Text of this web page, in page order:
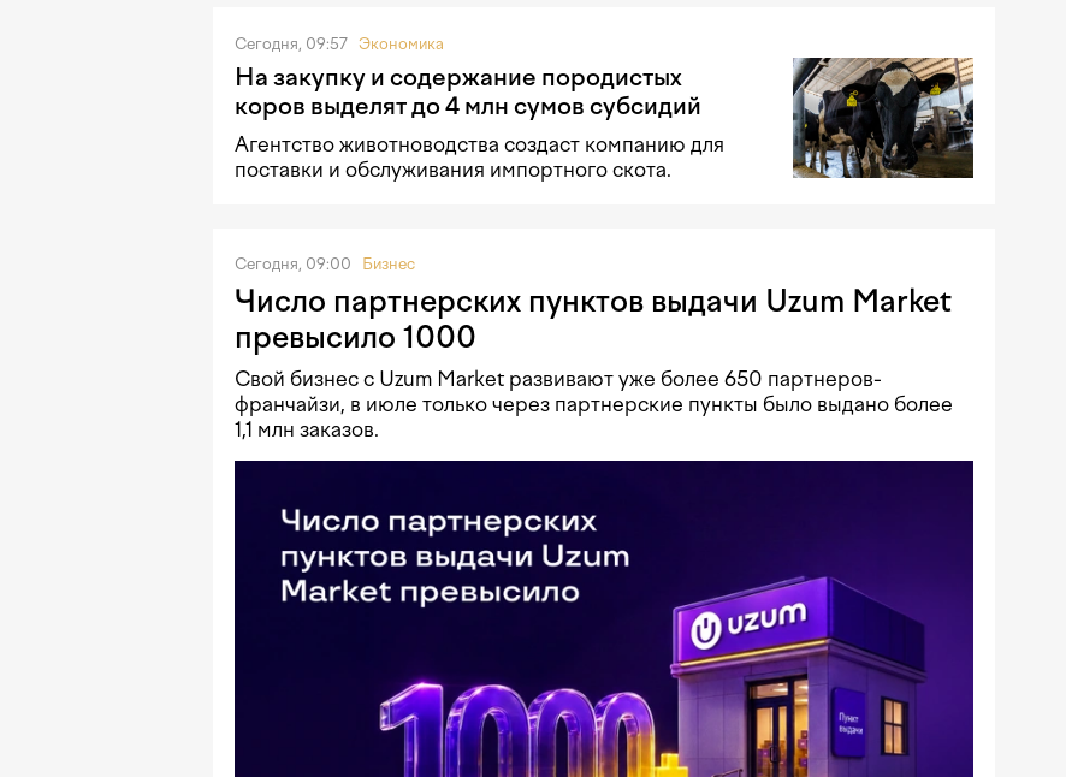
Сегодня, 09:57 Экономика
На закупку и содержание породистых
коров выделят до 4 млн сумов субсидий
Агентство животноводства создаст компанию для
поставки и обслуживания импортного скота.
Сегодня, 09:00 Бизнес
Число партнерских пунктов выдачи Uzum Market
превысило 1000
Свой бизнес с Uzum Market развивают уже более 650 партнеров-
франчайзи, в июле только через партнерские пункты было выдано более
1,1 млн заказов.